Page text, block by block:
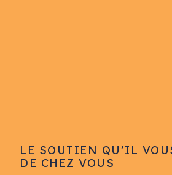
LE SOUTIEN QU’IL
DE CHEZ VOUS